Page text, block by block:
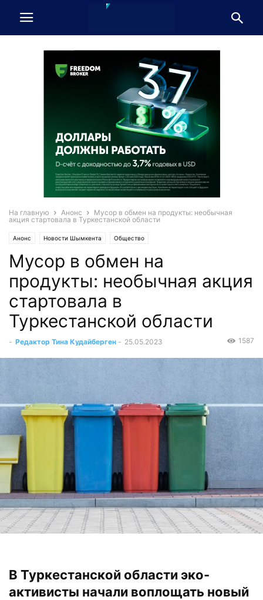
На главную Анонс
Мусор в обмен на продукты: необычная
акция стартовала в Туркестанской области
Анонс Новости Шымкента Общество
Мусор в обмен на
продукты: необычная акция
стартовала в
Туркестанской области
- Редактор Тина Кудайберген - 25.05.2023 1587
В Туркестанской области эко-
активисты начали воплощать новый